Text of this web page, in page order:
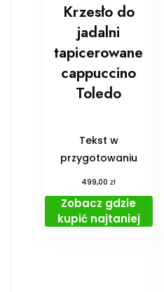
Krzesło do
jadalni
tapicerowane
cappuccino
Toledo
Tekst w
przygotowaniu
499,00zł
Zobacz gdzie
kupić najtaniej